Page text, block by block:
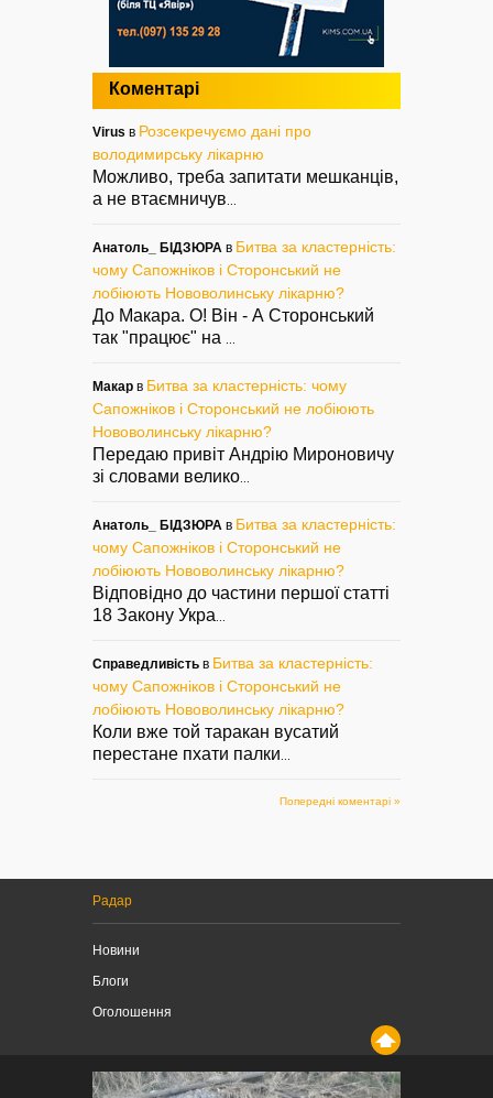
Коментарі
Virus в Розсекречуємо дані про
володимирську лікарню
Можливо, треба запитати мешканців,
а не втаємничув
Анатоль_ БІДЗЮРА в Битва за кластерність:
чому Сапожніков і Сторонський не
лобіюють Нововолинську лікарню?
До Макара. О! Він - А Сторонський
так "працює" на
Макар в Битва за кластерність: чому
Сапожніков і Сторонський не лобіюють
Нововолинську лікарню?
Передаю привіт Андрію Мироновичу
зі словами велико
Анатоль_ БІДЗЮРА в Битва за кластерність:
чому Сапожніков і Сторонський не
лобіюють Нововолинську лікарню?
Відповідно до частини першої статті
18 Закону Укра
Справедливість в Битва за кластерність:
чому Сапожніков і Сторонський не
лобіюють Нововолинську лікарню?
Коли вже той таракан вусатий
перестане пхати палки
Попередні коментарі »
Радар
Новини
Блоги
Оголошення